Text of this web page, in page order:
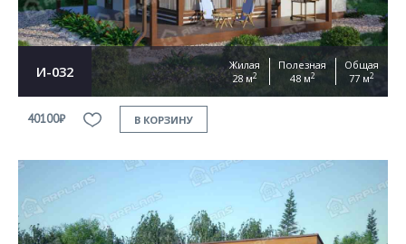
И-032
Жилая
28 м2
Полезная
48 м2
Общая
77 м2
40100₽ В КОРЗИНУ